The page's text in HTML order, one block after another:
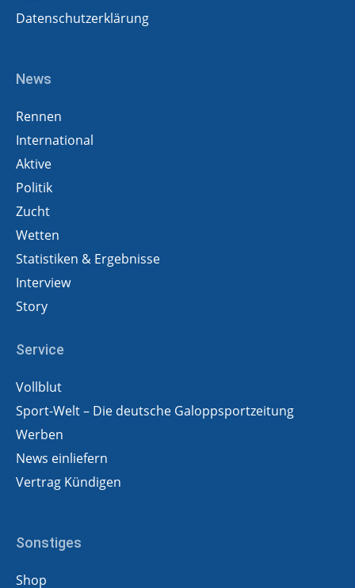
Datenschutzerklärung
News
Rennen
International
Aktive
Politik
Zucht
Wetten
Statistiken & Ergebnisse
Interview
Story
Service
Vollblut
Sport-Welt – Die deutsche Galoppsportzeitung
Werben
News einliefern
Vertrag Kündigen
Sonstiges
Shop